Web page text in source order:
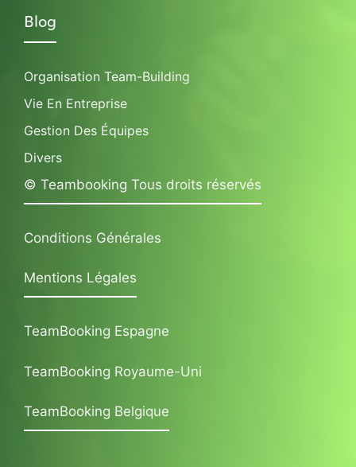
Blog
Organisation Team-Building
Vie En Entreprise
Gestion Des Équipes
Divers
© Teambooking Tous droits réservés
Conditions Générales
Mentions Légales
TeamBooking Espagne
TeamBooking Royaume-Uni
TeamBooking Belgique